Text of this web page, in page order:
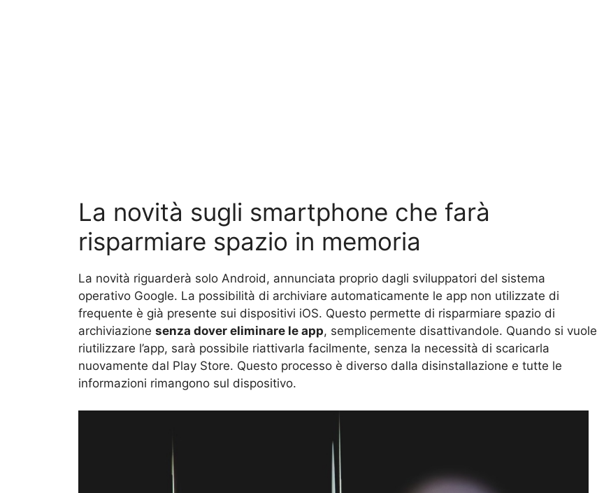
La novità sugli smartphone che farà
risparmiare spazio in memoria
La novità riguarderà solo Android, annunciata proprio dagli sviluppatori del sistema
operativo Google. La possibilità di archiviare automaticamente le app non utilizzate di
frequente è già presente sui dispositivi iOS. Questo permette di risparmiare spazio di
archiviazione senza dover eliminare le app, semplicemente disattivandole. Quando si vuole
riutilizzare l’app, sarà possibile riattivarla facilmente, senza la necessità di scaricarla
nuovamente dal Play Store. Questo processo è diverso dalla disinstallazione e tutte le
informazioni rimangono sul dispositivo.